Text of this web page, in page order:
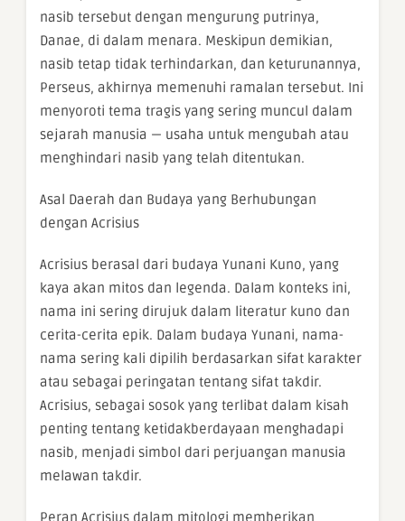
nasib tersebut dengan mengurung putrinya,
Danae, di dalam menara. Meskipun demikian,
nasib tetap tidak terhindarkan, dan keturunannya,
Perseus, akhirnya memenuhi ramalan tersebut. Ini
menyoroti tema tragis yang sering muncul dalam
sejarah manusia — usaha untuk mengubah atau
menghindari nasib yang telah ditentukan.
Asal Daerah dan Budaya yang Berhubungan
dengan Acrisius
Acrisius berasal dari budaya Yunani Kuno, yang
kaya akan mitos dan legenda. Dalam konteks ini,
nama ini sering dirujuk dalam literatur kuno dan
cerita-cerita epik. Dalam budaya Yunani, nama-
nama sering kali dipilih berdasarkan sifat karakter
atau sebagai peringatan tentang sifat takdir.
Acrisius, sebagai sosok yang terlibat dalam kisah
penting tentang ketidakberdayaan menghadapi
nasib, menjadi simbol dari perjuangan manusia
melawan takdir.
Peran Acrisius dalam mitologi memberikan